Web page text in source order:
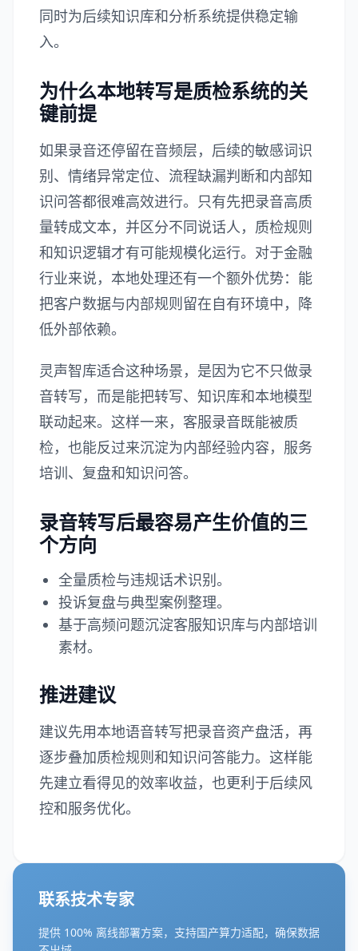
同时为后续知识库和分析系统提供稳定输
入。
为什么本地转写是质检系统的关
键前提
如果录音还停留在音频层，后续的敏感词识
别、情绪异常定位、流程缺漏判断和内部知
识问答都很难高效进行。只有先把录音高质
量转成文本，并区分不同说话人，质检规则
和知识逻辑才有可能规模化运行。对于金融
行业来说，本地处理还有一个额外优势：能
把客户数据与内部规则留在自有环境中，降
低外部依赖。
灵声智库适合这种场景，是因为它不只做录
音转写，而是能把转写、知识库和本地模型
联动起来。这样一来，客服录音既能被质
检，也能反过来沉淀为内部经验内容，服务
培训、复盘和知识问答。
录音转写后最容易产生价值的三
个方向
全量质检与违规话术识别。
投诉复盘与典型案例整理。
基于高频问题沉淀客服知识库与内部培训
素材。
推进建议
建议先用本地语音转写把录音资产盘活，再
逐步叠加质检规则和知识问答能力。这样能
先建立看得见的效率收益，也更利于后续风
控和服务优化。
联系技术专家
提供 100% 离线部署方案，支持国产算力适配，确保数据